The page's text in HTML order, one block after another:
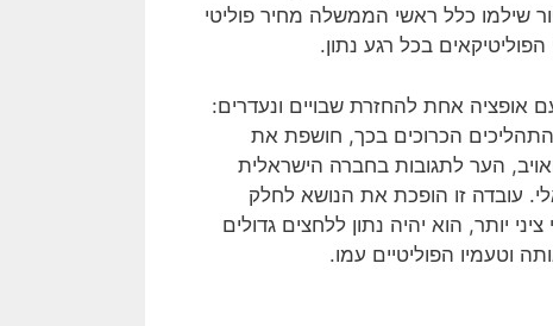
שילמו כלל ראשי הממשלה מחיר פוליטי
בכל רגע נתון.
אחת להחזרת שבויים ונעדרים:
הכרוכים בכך, חושפת את
הער לתגובות בחברה הישראלית
עובדה זו הופכת את הנושא לחלק
יותר, הוא יהיה נתון ללחצים גדולים
וטעמיו הפוליטיים עמו.